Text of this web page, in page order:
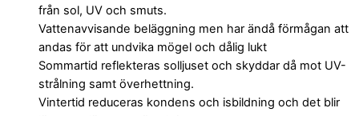
från sol, UV och smuts.
Vattenavvisande beläggning men har ändå förmågan att
andas för att undvika mögel och dålig lukt
Sommartid reflekteras solljuset och skyddar då mot UV-
strålning samt överhettning.
Vintertid reduceras kondens och isbildning och det blir